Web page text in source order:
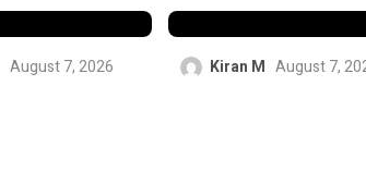
August 7, 2026 Kiran M August 7,